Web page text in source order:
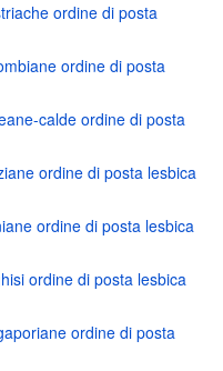
ordine di posta
ordine di posta
calde ordine di posta
ordine di posta lesbica
ordine di posta lesbica
ordine di posta lesbica
ordine di posta